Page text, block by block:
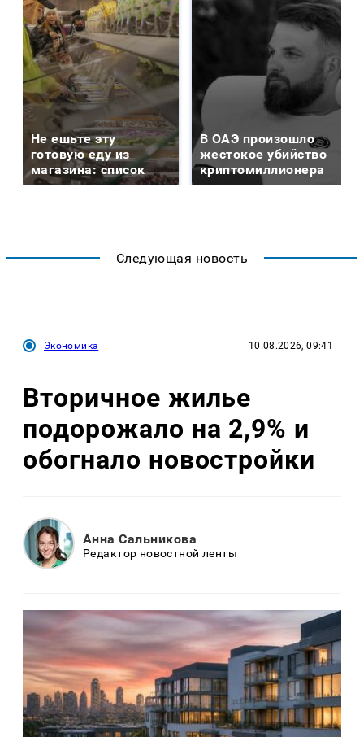
Не ешьте эту
готовую еду из
магазина: список
В ОАЭ произошло
жестокое убийство
криптомиллионера
Следующая новость
Экономика 10.08.2026, 09:41
Вторичное жилье
подорожало на 2,9% и
обогнало новостройки
Анна Сальникова
Редактор новостной ленты